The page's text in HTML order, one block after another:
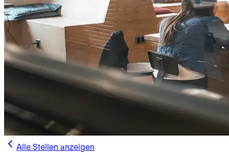
Alle Stellen anzeigen